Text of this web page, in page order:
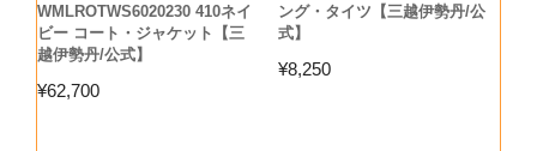
WMLROTWS6020230 410ネイ
ビー コート・ジャケット【三
越伊勢丹/公式】
¥62,700
ング・タイツ【三越伊勢丹/公
式】
¥8,250